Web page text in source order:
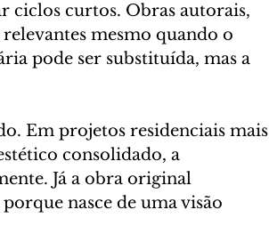
ciclos curtos. Obras autorais,
mesmo quando o
pode ser substituída, mas a
Em projetos residenciais mais
consolidado, a
Já a obra original
nasce de uma visão